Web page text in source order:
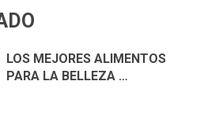
LOS MEJORES ALIMENTOS
PARA LA BELLEZA …